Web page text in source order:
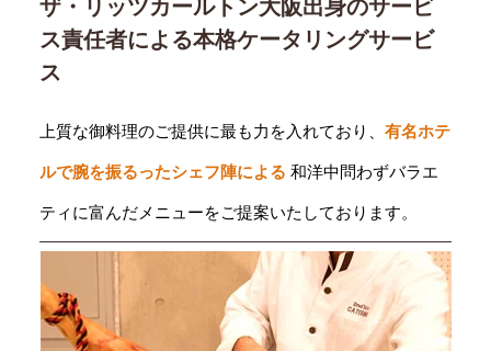
ザ・リッツカールトン大阪出身のサービ
ス責任者による本格ケータリングサービ
ス
上質な御料理のご提供に最も力を入れており、 有名ホテ
ルで腕を振るったシェフ陣による 和洋中問わずバラエ
ティに富んだメニューをご提案いたしております。